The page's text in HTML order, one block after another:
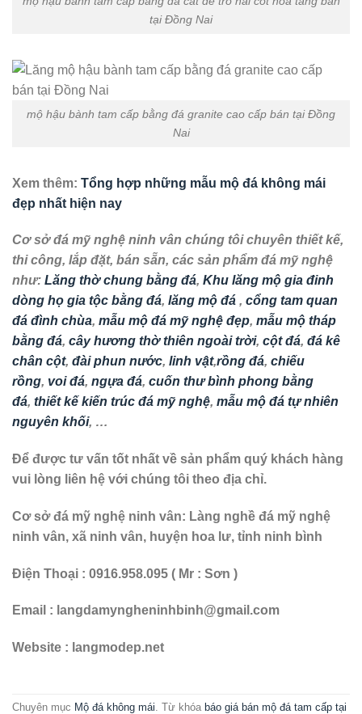
tại Đồng Nai
mộ hậu bành tam cấp bằng đá granite cao cấp bán tại Đồng
Nai
Xem thêm: Tổng hợp những mẫu mộ đá không mái
đẹp nhất hiện nay
Cơ sở đá mỹ nghệ ninh vân chúng tôi chuyên thiết kế,
thi công, lắp đặt, bán sẵn, các sản phẩm đá mỹ nghệ
như: Lăng thờ chung bằng đá, Khu lăng mộ gia đinh
dòng họ gia tộc bằng đá, lăng mộ đá , cổng tam quan
đá đình chùa, mẫu mộ đá mỹ nghệ đẹp, mẫu mộ tháp
bằng đá, cây hương thờ thiên ngoài trời, cột đá, đá kê
chân cột, đài phun nước, linh vật,rồng đá, chiếu
rồng, voi đá, ngựa đá, cuốn thư bình phong bằng
đá, thiết kế kiến trúc đá mỹ nghệ, mẫu mộ đá tự nhiên
nguyên khối, …
Để được tư vấn tốt nhất về sản phẩm quý khách hàng
vui lòng liên hệ với chúng tôi theo địa chỉ.
Cơ sở đá mỹ nghệ ninh vân: Làng nghề đá mỹ nghệ
ninh vân, xã ninh vân, huyện hoa lư, tỉnh ninh bình
Điện Thoại : 0916.958.095 ( Mr : Sơn )
Email : langdamyngheninhbinh@gmail.com
Website : langmodep.net
Chuyên mục Mộ đá không mái. Từ khóa báo giá bán mộ đá tam cấp tại